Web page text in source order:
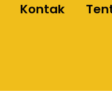
Kontak